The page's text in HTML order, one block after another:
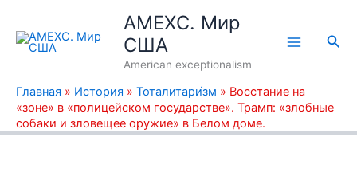
содержимому
AMEXC. Мир
США
American exceptionalism
Главная » История » Тоталитари́зм » Восстание на
«зоне» в «полицейском государстве». Трамп: «злобные
собаки и зловещее оружие» в Белом доме.